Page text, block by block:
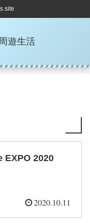
site
遊生活
EXPO 2020
2020.10.11